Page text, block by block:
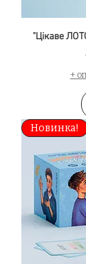
"Цікаве
+
Новинка!